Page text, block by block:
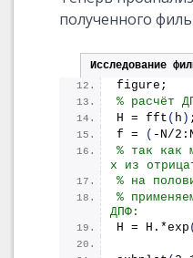
полученного
Исследование
figure;
% расчёт
H = fft ( h ) ;
f =
( -N/
% так как
x из
% на
%
ДПФ:
H = H.*exp (